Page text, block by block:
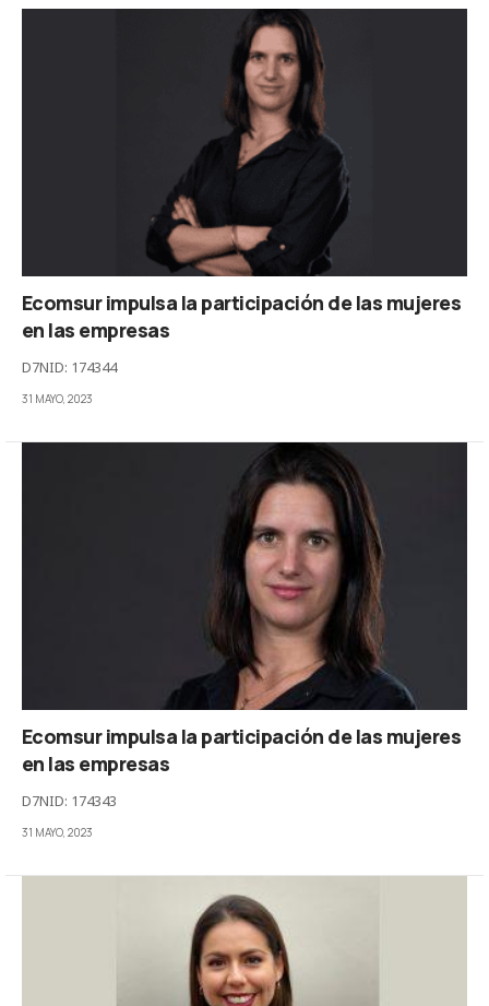
Ecomsur impulsa la participación de las mujeres
en las empresas
D7NID: 174344
31 MAYO, 2023
Ecomsur impulsa la participación de las mujeres
en las empresas
D7NID: 174343
31 MAYO, 2023